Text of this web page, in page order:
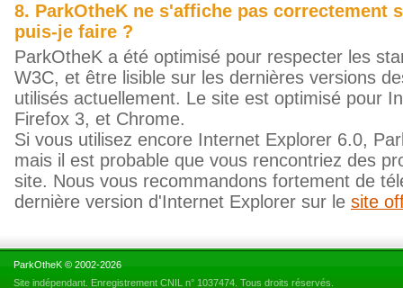
8. ParkOtheK ne s'affiche pas correctement
puis-je faire ?
ParkOtheK a été optimisé pour respecter les
W3C, et être lisible sur les dernières versions
utilisés actuellement. Le site est optimisé pour
Firefox 3, et Chrome.
Si vous utilisez encore Internet Explorer 6.0,
mais il est probable que vous rencontriez des
site. Nous vous recommandons fortement de
dernière version d'Internet Explorer sur le site
ParkOtheK © 2002-2026
Site indépendant. Enregistrement CNIL n° 1037474. Tous droits réservés.